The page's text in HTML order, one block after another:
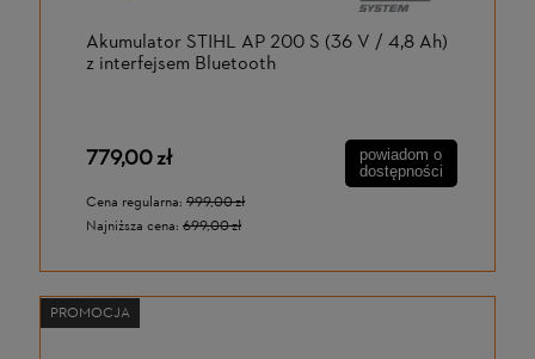
Akumulator STIHL AP 200 S (36 V / 4,8 Ah)
z interfejsem Bluetooth
779,00 zł
Cena regularna: 999,00 zł
Najniższa cena: 699,00 zł
powiadom o
dostępności
PROMOCJA